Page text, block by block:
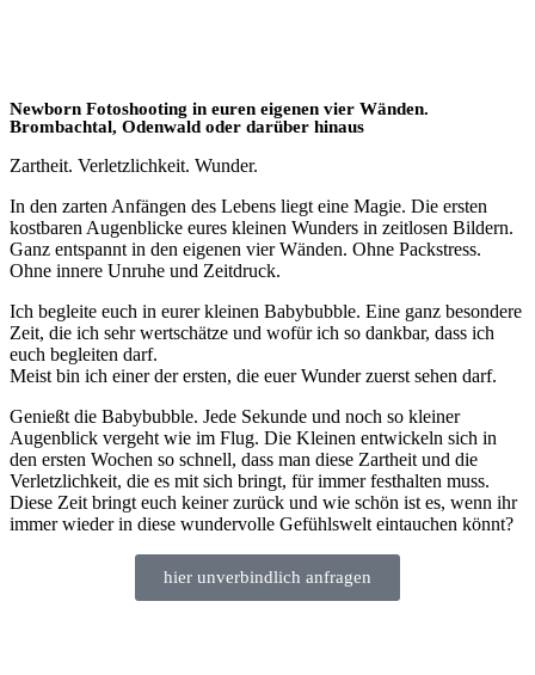
Newborn Fotoshooting in euren eigenen vier Wänden.
Brombachtal, Odenwald oder darüber hinaus
Zartheit. Verletzlichkeit. Wunder.
In den zarten Anfängen des Lebens liegt eine Magie. Die ersten
kostbaren Augenblicke eures kleinen Wunders in zeitlosen Bildern.
Ganz entspannt in den eigenen vier Wänden. Ohne Packstress.
Ohne innere Unruhe und Zeitdruck.
Ich begleite euch in eurer kleinen Babybubble. Eine ganz besondere
Zeit, die ich sehr wertschätze und wofür ich so dankbar, dass ich
euch begleiten darf.
Meist bin ich einer der ersten, die euer Wunder zuerst sehen darf.
Genießt die Babybubble. Jede Sekunde und noch so kleiner
Augenblick vergeht wie im Flug. Die Kleinen entwickeln sich in
den ersten Wochen so schnell, dass man diese Zartheit und die
Verletzlichkeit, die es mit sich bringt, für immer festhalten muss.
Diese Zeit bringt euch keiner zurück und wie schön ist es, wenn ihr
immer wieder in diese wundervolle Gefühlswelt eintauchen könnt?
hier unverbindlich anfragen